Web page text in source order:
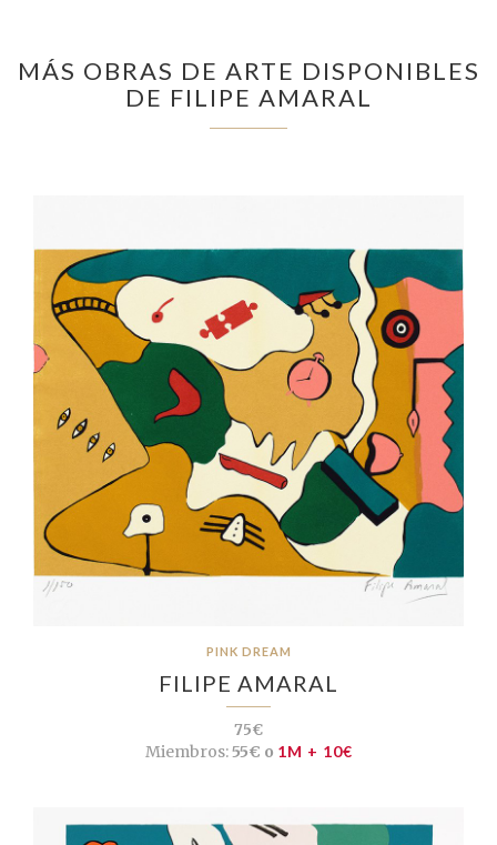
MÁS OBRAS DE ARTE DISPONIBLES
DE FILIPE AMARAL
PINK DREAM
FILIPE AMARAL
75€
Miembros:55€ o 1M + 10€